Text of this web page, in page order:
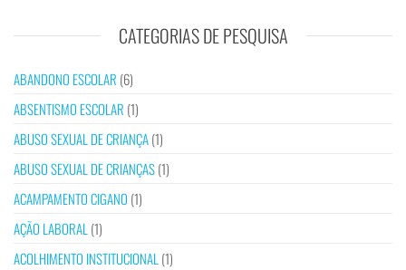
CATEGORIAS DE PESQUISA
ABANDONO ESCOLAR (6)
ABSENTISMO ESCOLAR (1)
ABUSO SEXUAL DE CRIANÇA(1)
ABUSO SEXUAL DE CRIANÇAS(1)
ACAMPAMENTO CIGANO (1)
AÇÃO LABORAL (1)
ACOLHIMENTO INSTITUCIONAL (1)